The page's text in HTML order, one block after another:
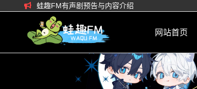
蛙趣FM有声剧预告与内容介绍
网站首页